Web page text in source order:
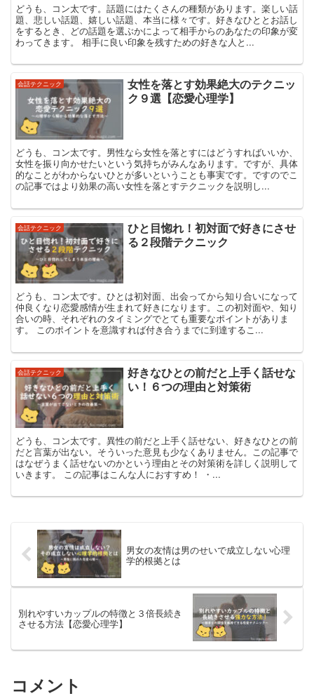
どうも、コン太です。話題にはたくさんの種類があります。楽しい話
題、悲しい話題、嬉しい話題、本当に様々です。好きなひととお話し
をするとき、どの話題を選ぶかによって相手からのあなたの印象が変
わってきます。 相手に良い印象を残すための好きな人と...
会話テクニック
女性を落とす効果絶大のテクニッ
ク９選【恋愛心理学】
どうも、コン太です。男性なら女性を落とすにはどうすればいいか、
女性を振り向かせたいという気持ちがみんなあります。ですが、具体
的なことがわからないひとが多いということも事実です。ですのでこ
の記事ではより効果の高い女性を落とすテクニックを説明し...
会話テクニック
ひと目惚れ！初対面で好きにさせ
る２段階テクニック
どうも、コン太です。ひとは初対面、出会ってから知り合いになって
仲良くなり恋愛感情が生まれて好きになります。この初対面や、知り
合いの時、それぞれのタイミングでとても重要なポイントがありま
す。 このポイントを意識すれば付き合うまでに到達するこ...
会話テクニック
好きなひとの前だと上手く話せな
い！６つの理由と対策術
どうも、コン太です。異性の前だと上手く話せない、好きなひとの前
だと言葉が出ない。そういった意見も少なくありません。この記事で
はなぜうまく話せないのかという理由とその対策術を詳しく説明して
いきます。 この記事はこんな人におすすめ！ ・...
男女の友情は男のせいで成立しない心理
学的根拠とは
別れやすいカップルの特徴と３倍長続き
させる方法【恋愛心理学】
コメント